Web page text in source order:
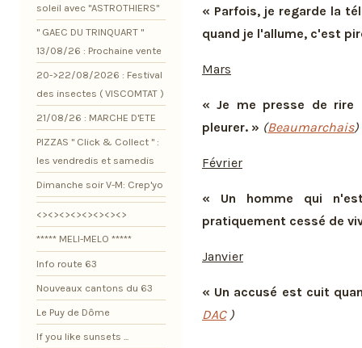
« Parfois, je regarde la
quand je l'allume, c'est
Mars
« Je me presse de
pleurer. » (Beaumarchais)
Février
« Un homme qui
pratiquement cessé de
Janvier
« Un accusé est cuit
DAC)
soleil avec "ASTROTHIERS"
" GAEC DU TRINQUART "
13/08/26 : Prochaine vente
20->22/08/2026 : Festival
des insectes ( VISCOMTAT )
21/08/26 : MARCHE D'ETE
PIZZAS " Click & Collect " :
les vendredis et samedis
Dimanche soir V-M: Crep'yo
<><><><><><><><>
***** MELI-MELO *****
Info route 63
Nouveaux cantons du 63
Le Puy de Dôme
If you like sunsets ...